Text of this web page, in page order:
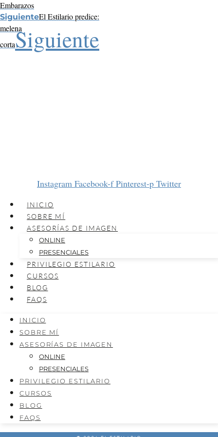
Embarazos
SiguienteEl Estilario predice:
melena
cortaSiguiente
Instagram Facebook-f Pinterest-p Twitter
INICIO
SOBRE MÍ
ASESORÍAS DE IMAGEN
ONLINE
PRESENCIALES
PRIVILEGIO ESTILARIO
CURSOS
BLOG
FAQS
INICIO
SOBRE MÍ
ASESORÍAS DE IMAGEN
ONLINE
PRESENCIALES
PRIVILEGIO ESTILARIO
CURSOS
BLOG
FAQS